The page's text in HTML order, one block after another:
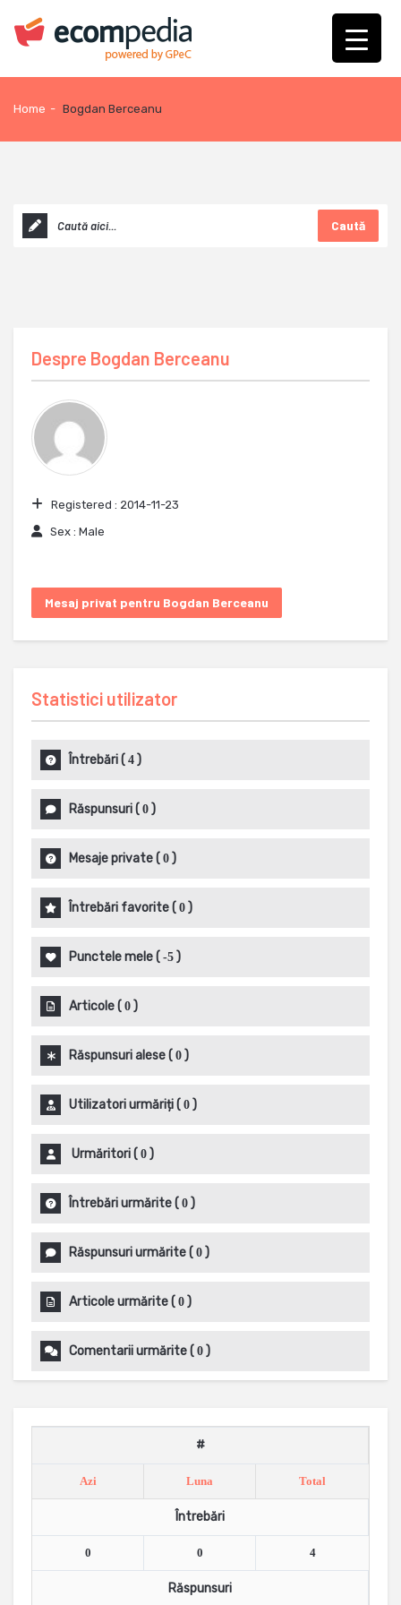
Home - Bogdan Berceanu
Caută
Despre Bogdan Berceanu
Registered : 2014-11-23
Sex : Male
Mesaj privat pentru Bogdan Berceanu
Statistici utilizator
Întrebări( 4 )
Răspunsuri( 0 )
Mesaje private( 0 )
Întrebări favorite( 0 )
Punctele mele( -5 )
Articole( 0 )
Răspunsuri alese( 0 )
Utilizatori urmăriți( 0 )
Urmăritori( 0 )
Întrebări urmărite( 0 )
Răspunsuri urmărite( 0 )
Articole urmărite( 0 )
Comentarii urmărite( 0 )
#
Azi Luna Total
Întrebări
0 0 4
Răspunsuri